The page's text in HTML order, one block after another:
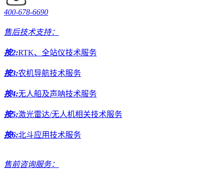
400-678-6690
售后技术支持：
按2:RTK、全站仪技术服务
按3:农机导航技术服务
按4:无人船及声呐技术服务
按5:激光雷达/无人机相关技术服务
按6:北斗应用技术服务
售前咨询服务：